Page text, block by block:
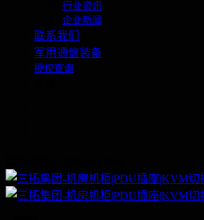
行业资讯
企业新闻
联系我们
军用通信装备
授权查询